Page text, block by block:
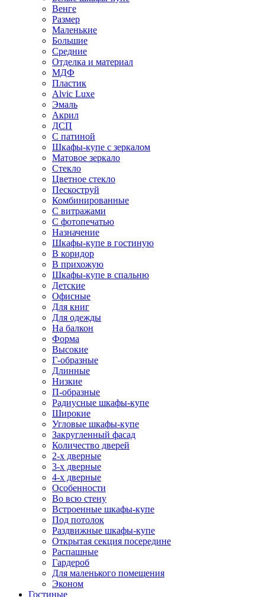
Венге
Размер
Маленькие
Большие
Средние
Отделка и материал
МДФ
Пластик
Alvic Luxe
Эмаль
Акрил
ДСП
С патиной
Шкафы-купе с зеркалом
Матовое зеркало
Стекло
Цветное стекло
Пескоструй
Комбинированные
С витражами
С фотопечатью
Назначение
Шкафы-купе в гостиную
В коридор
В прихожую
Шкафы-купе в спальню
Детские
Офисные
Для книг
Для одежды
На балкон
Форма
Высокие
Г-образные
Длинные
Низкие
П-образные
Радиусные шкафы-купе
Широкие
Угловые шкафы-купе
Закругленный фасад
Количество дверей
2-х дверные
3-х дверные
4-х дверные
Особенности
Во всю стену
Встроенные шкафы-купе
Под потолок
Раздвижные шкафы-купе
Открытая секция посередине
Распашные
Гардероб
Для маленького помещения
Эконом
Гостиные